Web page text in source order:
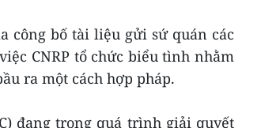
công bố tài liệu gửi sứ quán các
CNRP tổ chức biểu tình nhằm
ra một cách hợp pháp.
đang trong quá trình giải quyết